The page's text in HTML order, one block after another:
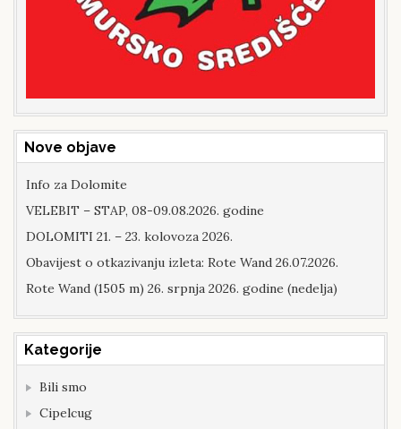
Nove objave
Info za Dolomite
VELEBIT – STAP, 08-09.08.2026. godine
DOLOMITI 21. – 23. kolovoza 2026.
Obavijest o otkazivanju izleta: Rote Wand 26.07.2026.
Rote Wand (1505 m) 26. srpnja 2026. godine (nedelja)
Kategorije
Bili smo
Cipelcug